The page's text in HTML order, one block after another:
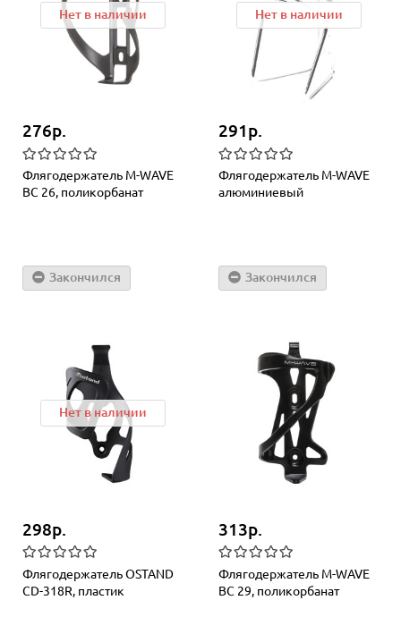
Нет в наличии
276р.
Флягодержатель M-WAVE
BC 26, поликорбанат
Закончился
Нет в наличии
291р.
Флягодержатель M-WAVE
алюминиевый
Закончился
Нет в наличии
298р.
Флягодержатель OSTAND
CD-318R, пластик
313р.
Флягодержатель M-WAVE
BC 29, поликорбанат